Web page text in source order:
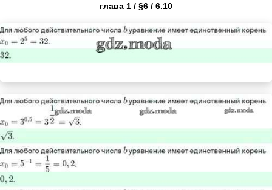
глава 1 / §6 / 6.10